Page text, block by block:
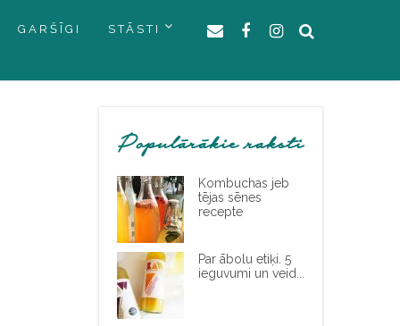
GARŠĪGI STĀSTI
Populārākie raksti
Kombuchas jeb
tējas sēnes
recepte
Par ābolu etiķi. 5
ieguvumi un veid...